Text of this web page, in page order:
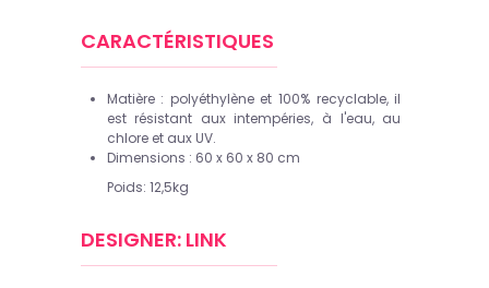
CARACTÉRISTIQUES
Matière : polyéthylène et 100% recyclable, il
est résistant aux intempéries, à l'eau, au
chlore et aux UV.
Dimensions : 60 x 60 x 80 cm
Poids: 12,5kg
DESIGNER: LINK